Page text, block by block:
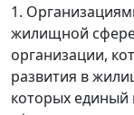
1.
жилищной
организации,
развития в
которых единый